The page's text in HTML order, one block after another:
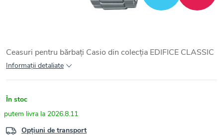
Ceasuri pentru bărbați Casio din colecția EDIFICE CLASSIC
Informaţii detaliate
În stoc
2026.8.11
Opțiuni de transport